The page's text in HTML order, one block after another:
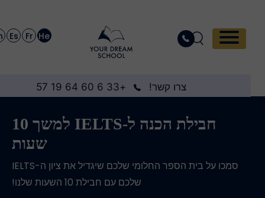
Fr
Es
En
צרו קשר! +33 6 60 64 19 57
חבילת הכנה ל-IELTS למשך 10
שעות
סמכו על בית הספר החלומי שלכם שיגדיל את ציון ה-IELTS
שלכם עם חבילת 10 השעות שלנו!